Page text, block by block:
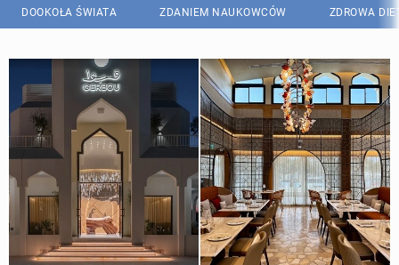
DOOKOŁA ŚWIATA ZDANIEM NAUKOWCÓW ZDROWA